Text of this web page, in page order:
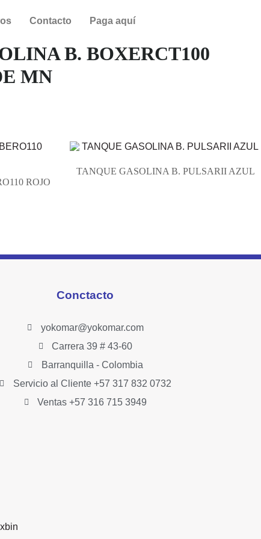
Contacto Paga aquí
B. BOXERCT100
MN
ROJO
TANQUE GASOLINA B. PULSARII AZUL
Conctacto
yokomar@yokomar.com
Carrera 39 # 43-60
Barranquilla - Colombia
Servicio al Cliente +57 317 832 0732
Ventas +57 316 715 3949